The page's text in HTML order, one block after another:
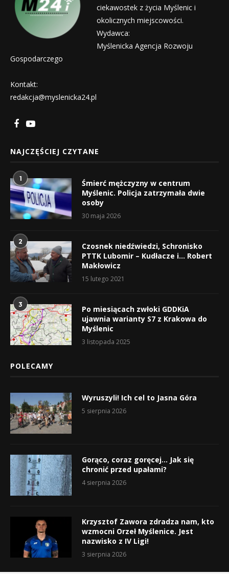
ciekawostek z życia Myślenic i
okolicznych miejscowości.
Wydawca:
Myślenicka Agencja Rozwoju
Gospodarczego
Kontakt:
redakcja@myslenicka24.pl
NAJCZĘŚCIEJ CZYTANE
1
Śmierć mężczyzny w centrum
Myślenic. Policja zatrzymała dwie
osoby
30 maja 2026
2
Czosnek niedźwiedzi, Schronisko
PTTK Lubomir – Kudłacze i… Robert
Makłowicz
15 lutego 2021
3
Po miesiącach zwłoki GDDKiA
ujawnia warianty S7 z Krakowa do
Myślenic
3 listopada 2025
POLECAMY
Wyruszyli! Ich cel to Jasna Góra
5 sierpnia 2026
Gorąco, coraz goręcej… Jak się
chronić przed upałami?
4 sierpnia 2026
Krzysztof Zawora zdradza nam, kto
wzmocni Orzeł Myślenice. Jest
nazwisko z IV Ligi!
3 sierpnia 2026